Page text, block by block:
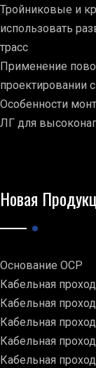
Тройниковые и
использовать
трасс
Применение
проектировании
Особенности
ЛГ для
Новая
Основание ОСР
Кабельная
Кабельная
Кабельная
Кабельная
Кабельная